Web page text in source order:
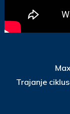
Trajanje